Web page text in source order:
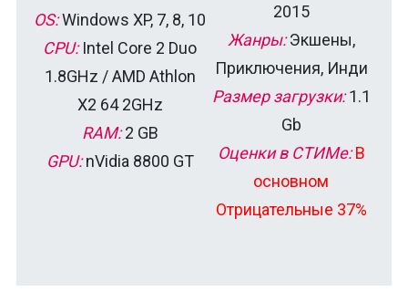
OS:Windows XP, 7, 8, 10
CPU:Intel Core 2 Duo
1.8GHz / AMD Athlon
X2 64 2GHz
RAM:2 GB
GPU:nVidia 8800 GT
2015
Жанры:Экшены,
Приключения, Инди
Размер загрузки:1.1
Gb
Оценки в СТИМе: В
основном
Отрицательные 37%